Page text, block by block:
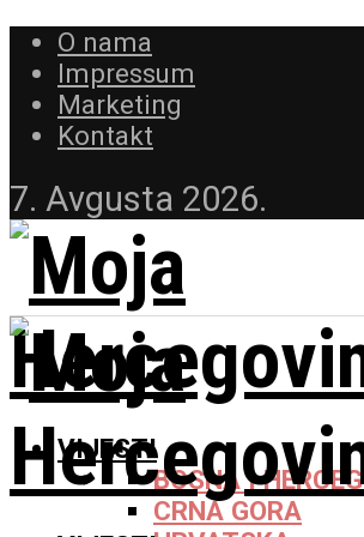
O nama
Impressum
Marketing
Kontakt
7. Avgusta 2026.
VIJESTI
BOSNA I
CRNA GORA